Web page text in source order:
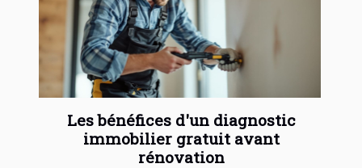
Les bénéfices d'un diagnostic
immobilier gratuit avant
rénovation